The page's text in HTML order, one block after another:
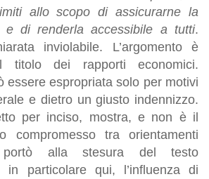
allo scopo di assicurarne la
e di renderla accessibile a tutti.
inviolabile. L’argomento è
titolo dei rapporti economici.
essere espropriata solo per motivi
e dietro un giusto indennizzo.
per inciso, mostra, e non è il
compromesso tra orientamenti
alla stesura del testo
in particolare qui, l’influenza di